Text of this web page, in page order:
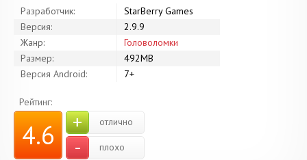
Разработчик:
StarBerry Games
Версия:
2.9.9
Жанр:
Головоломки
Размер:
492MB
Версия Android:
7+
Рейтинг:
4.6 + отлично
-
плохо